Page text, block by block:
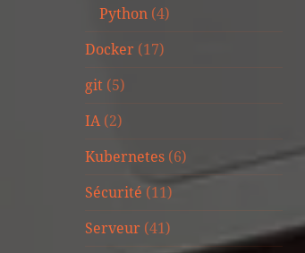
Python (4)
Docker (17)
git (5)
IA(2)
Kubernetes (6)
Sécurité (11)
Serveur (41)